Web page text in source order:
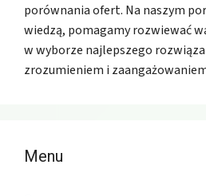
porównania ofert. Na naszym
wiedzą, pomagamy rozwiewać
w wyborze najlepszego
zrozumieniem i
Menu